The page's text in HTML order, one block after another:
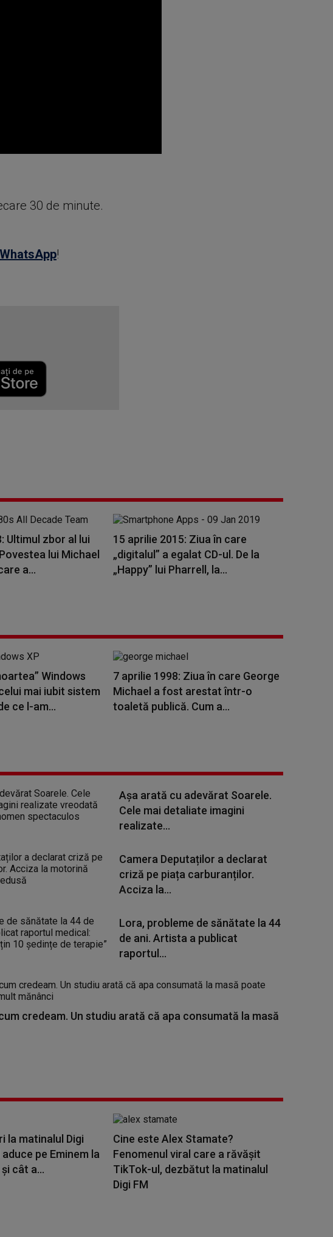
30 de minute.
WhatsApp!
Ultimul zbor al lui
lui Michael
a...
15 aprilie 2015: Ziua în care
„digitalul” a egalat CD-ul. De la
„Happy” lui Pharrell, la...
Windows
mai iubit sistem
ce l-am...
7 aprilie 1998: Ziua în care George
Michael a fost arestat într-o
toaletă publică. Cum a...
Așa arată cu adevărat Soarele.
Cele mai detaliate imagini
realizate...
Camera Deputaților a declarat
criză pe piața carburanților.
Acciza la...
Lora, probleme de sănătate la 44
de ani. Artista a publicat
raportul...
credeam. Un studiu arată că apa consumată la masă
la matinalul Digi
aduce pe Eminem la
cât a...
Cine este Alex Stamate?
Fenomenul viral care a răvășit
TikTok-ul, dezbătut la matinalul
Digi FM